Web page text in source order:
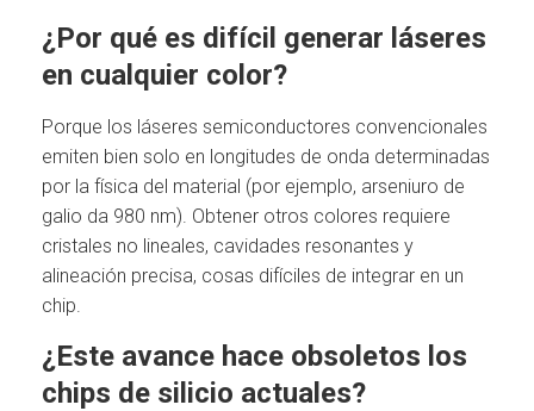
¿Por qué es difícil generar láseres
en cualquier color?
Porque los láseres semiconductores convencionales
emiten bien solo en longitudes de onda determinadas
por la física del material (por ejemplo, arseniuro de
galio da 980 nm). Obtener otros colores requiere
cristales no lineales, cavidades resonantes y
alineación precisa, cosas difíciles de integrar en un
chip.
¿Este avance hace obsoletos los
chips de silicio actuales?